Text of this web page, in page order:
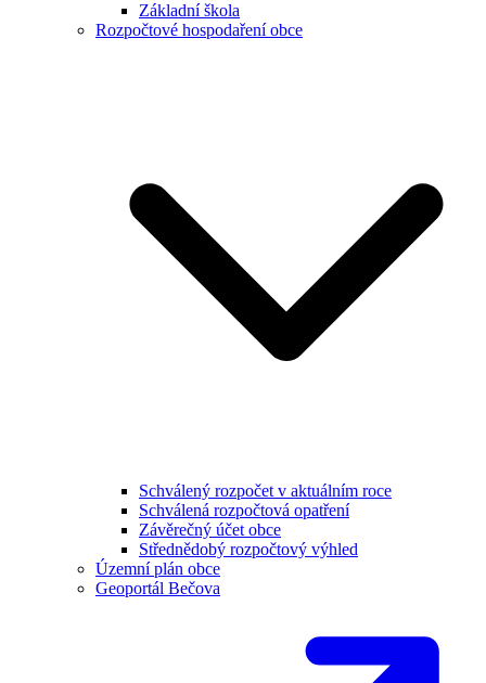
Základní škola
Rozpočtové hospodaření obce
Schválený rozpočet v aktuálním roce
Schválená rozpočtová opatření
Závěrečný účet obce
Střednědobý rozpočtový výhled
Územní plán obce
Geoportál Bečova